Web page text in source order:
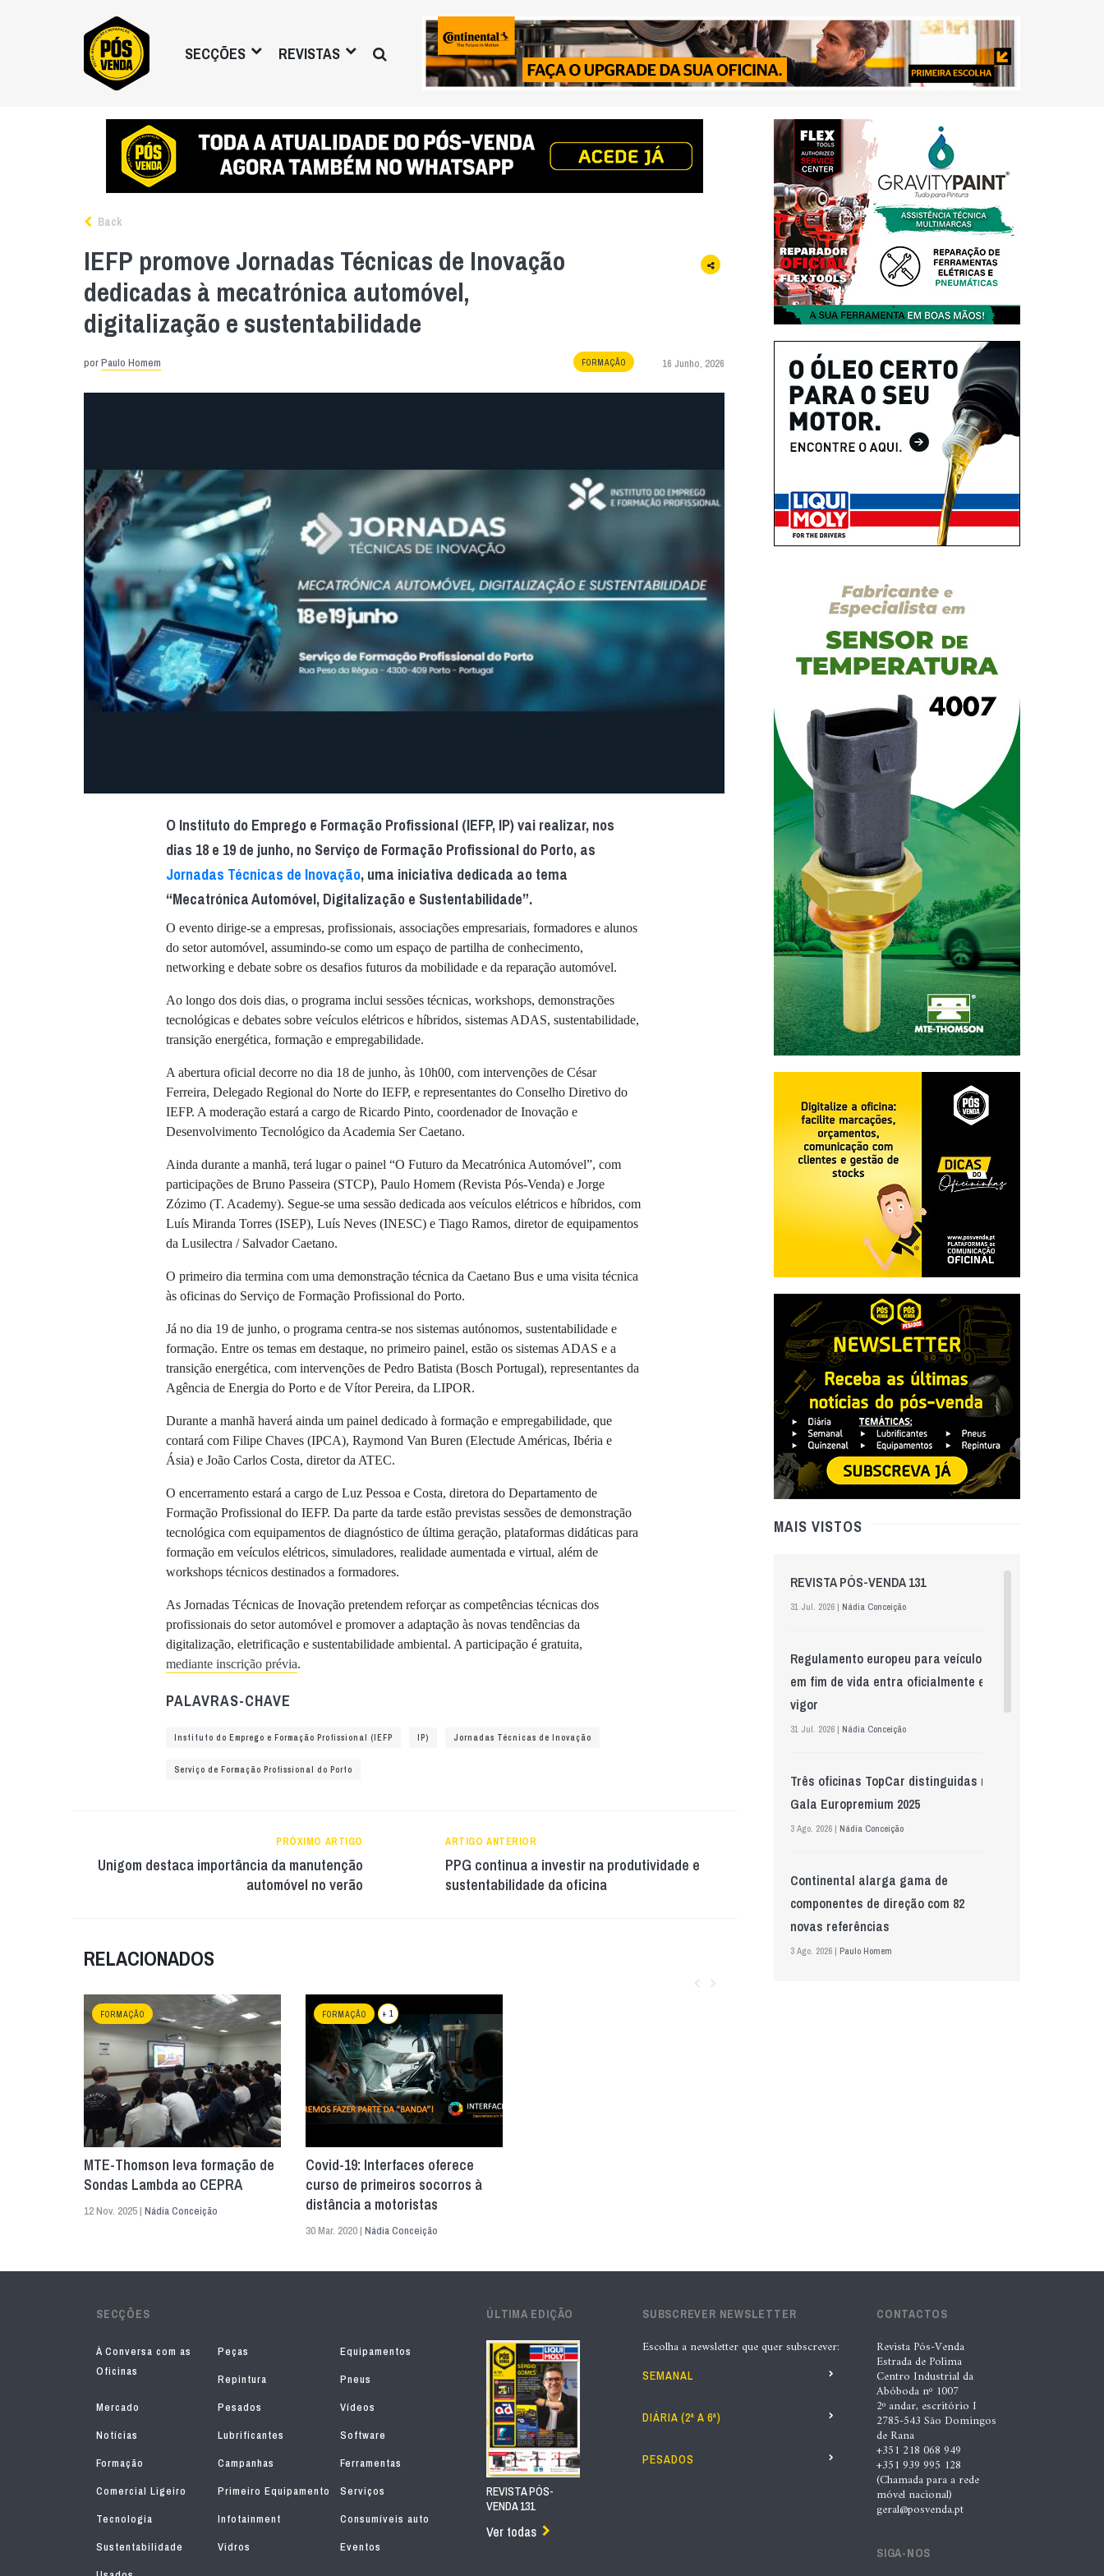
SECÇÕES REVISTAS
Back
IEFP promove Jornadas Técnicas de Inovação
dedicadas à mecatrónica automóvel,
digitalização e sustentabilidade
porPaulo Homem FORMAÇÃO 16 Junho, 2026
O Instituto do Emprego e Formação Profissional (IEFP, IP) vai realizar, nos
dias 18 e 19 de junho, no Serviço de Formação Profissional do Porto, as
Jornadas Técnicas de Inovação, uma iniciativa dedicada ao tema
“Mecatrónica Automóvel, Digitalização e Sustentabilidade”.
O evento dirige-se a empresas, profissionais, associações empresariais, formadores e alunos
do setor automóvel, assumindo-se como um espaço de partilha de conhecimento,
networking e debate sobre os desafios futuros da mobilidade e da reparação automóvel.
Ao longo dos dois dias, o programa inclui sessões técnicas, workshops, demonstrações
tecnológicas e debates sobre veículos elétricos e híbridos, sistemas ADAS, sustentabilidade,
transição energética, formação e empregabilidade.
A abertura oficial decorre no dia 18 de junho, às 10h00, com intervenções de César
Ferreira, Delegado Regional do Norte do IEFP, e representantes do Conselho Diretivo do
IEFP. A moderação estará a cargo de Ricardo Pinto, coordenador de Inovação e
Desenvolvimento Tecnológico da Academia Ser Caetano.
Ainda durante a manhã, terá lugar o painel “O Futuro da Mecatrónica Automóvel”, com
participações de Bruno Passeira (STCP), Paulo Homem (Revista Pós-Venda) e Jorge
Zózimo (T. Academy). Segue-se uma sessão dedicada aos veículos elétricos e híbridos, com
Luís Miranda Torres (ISEP), Luís Neves (INESC) e Tiago Ramos, diretor de equipamentos
da Lusilectra / Salvador Caetano.
O primeiro dia termina com uma demonstração técnica da Caetano Bus e uma visita técnica
às oficinas do Serviço de Formação Profissional do Porto.
Já no dia 19 de junho, o programa centra-se nos sistemas autónomos, sustentabilidade e
formação. Entre os temas em destaque, no primeiro painel, estão os sistemas ADAS e a
transição energética, com intervenções de Pedro Batista (Bosch Portugal), representantes da
Agência de Energia do Porto e de Vítor Pereira, da LIPOR.
Durante a manhã haverá ainda um painel dedicado à formação e empregabilidade, que
contará com Filipe Chaves (IPCA), Raymond Van Buren (Electude Américas, Ibéria e
Ásia) e João Carlos Costa, diretor da ATEC.
O encerramento estará a cargo de Luz Pessoa e Costa, diretora do Departamento de
Formação Profissional do IEFP. Da parte da tarde estão previstas sessões de demonstração
tecnológica com equipamentos de diagnóstico de última geração, plataformas didáticas para
formação em veículos elétricos, simuladores, realidade aumentada e virtual, além de
workshops técnicos destinados a formadores.
As Jornadas Técnicas de Inovação pretendem reforçar as competências técnicas dos
profissionais do setor automóvel e promover a adaptação às novas tendências da
digitalização, eletrificação e sustentabilidade ambiental. A participação é gratuita,
mediante inscrição prévia.
PALAVRAS-CHAVE
Instituto do Emprego e Formação Profissional (IEFP IP) Jornadas Técnicas de Inovação
Serviço de Formação Profissional do Porto
PRÓXIMO ARTIGO
Unigom destaca importância da manutenção
automóvel no verão
ARTIGO ANTERIOR
PPG continua a investir na produtividade e
sustentabilidade da oficina
RELACIONADOS
FORMAÇÃO
MTE-Thomson leva formação de
Sondas Lambda ao CEPRA
12 Nov. 2025 | Nádia Conceição
FORMAÇÃO + 1
Covid-19: Interfaces oferece
curso de primeiros socorros à
distância a motoristas
30 Mar. 2020 | Nádia Conceição
MAIS VISTOS
REVISTA PÓS-VENDA 131
31 Jul. 2026 | Nádia Conceição
Regulamento europeu para veículos
em fim de vida entra oficialmente em
vigor
31 Jul. 2026 | Nádia Conceição
Três oficinas TopCar distinguidas na
Gala Europremium 2025
3 Ago. 2026 | Nádia Conceição
Continental alarga gama de
componentes de direção com 82
novas referências
3 Ago. 2026 | Paulo Homem
5 Ago. 2026 |Nádia Conceição
“A INDASA procura ajudar os seus
clientes a identificar oportunidades
de melhoria ao longo de todo o
processo de reparação””, Tiago
Matias, INDASA
Nádia Conceição
Automechanika marca nova fase da
expansão europeia da XTOOL
SECÇÕES
À Conversa com as
Oficinas
Peças
Equipamentos
Repintura
Pneus
Mercado
Pesados
Vídeos
Notícias
Lubrificantes
Software
Formação
Campanhas
Ferramentas
Comercial Ligeiro
Primeiro Equipamento
Serviços
Tecnologia
Infotainment
Consumíveis auto
Sustentabilidade
Vidros
Eventos
ÚLTIMA EDIÇÃO
REVISTA PÓS-
VENDA 131
Ver todas
SUBSCREVER NEWSLETTER
Escolha a newsletter que quer subscrever:
SEMANAL
DIÁRIA (2ª A 6ª)
PESADOS
CONTACTOS
Revista Pós-Venda
Estrada de Polima
Centro Industrial da
Abóboda nº 1007
2º andar, escritório I
2785-543 São Domingos
de Rana
+351 218 068 949
+351 939 995 128
(Chamada para a rede
móvel nacional)
geral@posvenda.pt
SIGA-NOS